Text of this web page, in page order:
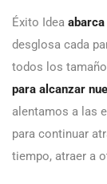
Éxito Idea
desglosa cada
todos los
para alcanzar
alentamos a las
para continuar
tiempo, atraer a